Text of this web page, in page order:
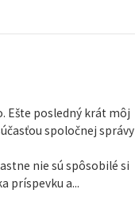
Ešte posledný krát môj
spoločnej správy
nie sú spôsobilé si
príspevku a...